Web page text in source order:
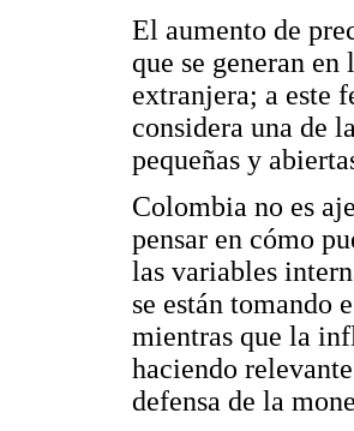
El aumento de
que se generan
extranjera; a este
considera una de
pequeñas y
Colombia no es
pensar en cómo
las variables
se están tomando
mientras que la
haciendo
defensa de la